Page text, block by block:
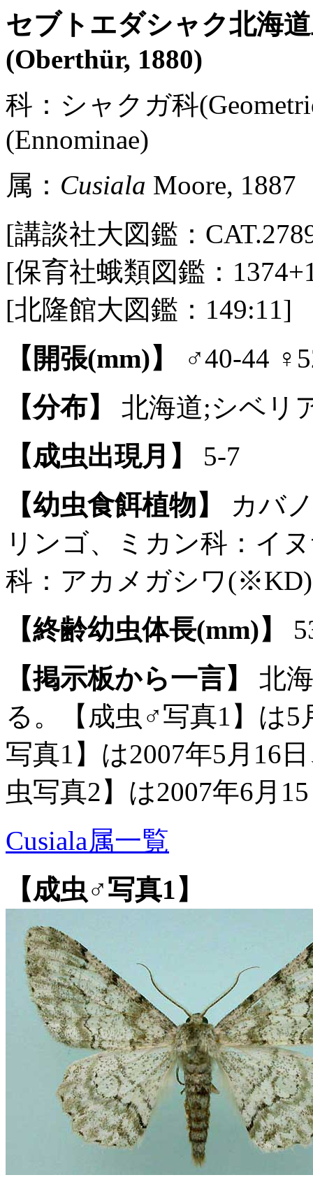
セブトエダシャク北海
(Oberthür, 1880)
科：シャクガ科
(Ennominae)
属： Cusiala Moore, 1887
[講談社大図鑑：
[保育社蛾類図鑑：
[北隆館大図鑑：149:11]
【開張(mm)】
♂40-44
【分布】
北海道;シベリ
【成虫出現月】
5-7
【幼虫食餌植物】
カバ
リンゴ、ミカン科：イ
科：アカメガシワ
【終齢幼虫体長(mm)】
【掲示板から一言】
北
る。【成虫♂写真1】は5
写真1】は2007年5月16
虫写真2】は2007年6月
Cusiala属一覧
【成虫♂写真1】